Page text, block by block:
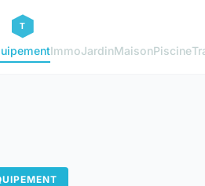
ImmoJardinMaisonPiscine